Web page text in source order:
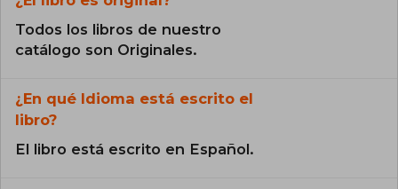
Todos los libros de nuestro
catálogo son Originales.
¿En qué Idioma está escrito el
libro?
El libro está escrito en Español.